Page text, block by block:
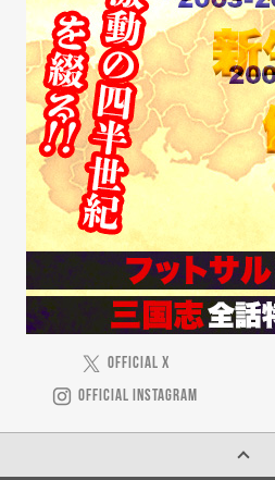
OFFICIAL X
OFFICIAL INSTAGRAM